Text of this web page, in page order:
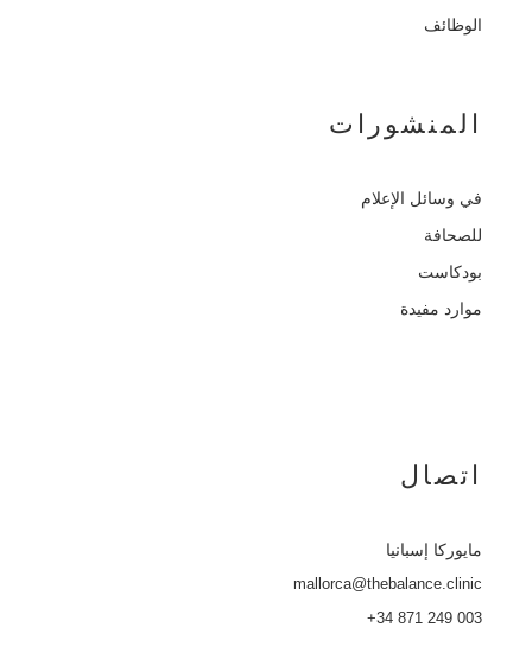
الوظائف
المنشورات
في وسائل الإعلام
للصحافة
بودكاست
موارد مفيدة
اتصال
مايوركا إسبانيا
mallorca@thebalance.clinic
+34 871 249 003